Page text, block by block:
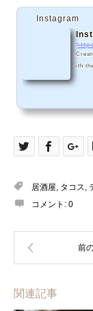
Instagram
ith
居酒屋, タコス,
コメント: 0
関連記事